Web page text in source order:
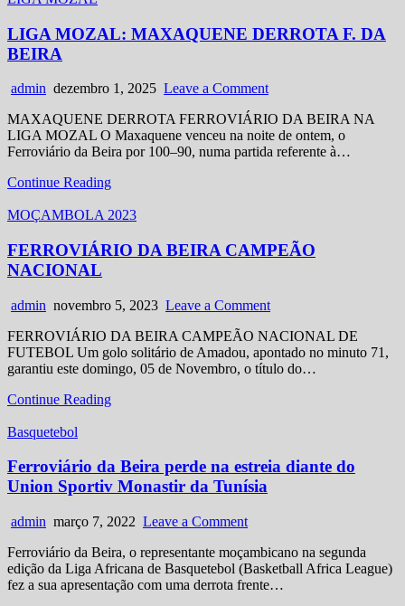
LIGA MOZAL: MAXAQUENE DERROTA F. DA
BEIRA
Author:
admin Published
dezembro 1, 2025 Leave a Commenton
MOZAL:
MAXAQUENE
DERROTA
MAXAQUENE DERROTA FERROVIÁRIO DA BEIRA NA
LIGA MOZAL O Maxaquene venceu na noite de ontem, o
Ferroviário da Beira por 100–90, numa partida referente à…
Continue ReadingLIGA
MAXAQUENE
F.
DA
Posted
MOÇAMBOLA 2023
FERROVIÁRIO DA BEIRA CAMPEÃO
NACIONAL
Author:
admin Published
novembro 5, 2023 Leave a Commenton
DA
BEIRA
CAMPEÃO
FERROVIÁRIO DA BEIRA CAMPEÃO NACIONAL DE
FUTEBOL Um golo solitário de Amadou, apontado no minuto 71,
garantiu este domingo, 05 de Novembro, o título do…
Continue ReadingFERROVIÁRIO
NACIONAL
Posted
Basquetebol
Ferroviário da Beira perde na estreia diante do
Union Sportiv Monastir da Tunísia
Author:
admin Published
março 7, 2022 Leave a Commenton
da
Beira
perde
Ferroviário da Beira, o representante moçambicano na segunda
edição da Liga Africana de Basquetebol (Basketball Africa League)
fez a sua apresentação com uma derrota frente…